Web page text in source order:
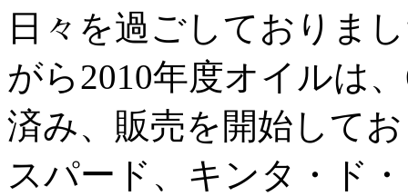
日々を過ごしておりま
がら2010年度オイルは
済み、販売を開始して
スパード、キンタ・ド